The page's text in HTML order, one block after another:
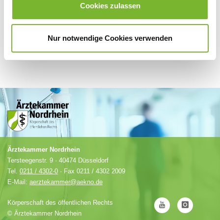
Cookies zulassen
Nur notwendige Cookies verwenden
Ärztekammer Nordrhein
Tersteegenstr. 9 · 40474 Düsseldorf
Tel. 0211 / 4302-0 · Fax 0211 / 4302 2009
E-Mail: aerztekammer@aekno.de
Körperschaft des öffentlichen Rechts
© Ärztekammer Nordrhein